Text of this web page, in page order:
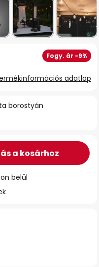
borostyán
Fogy. ár -9%
adatlap
a kosárhoz
belül